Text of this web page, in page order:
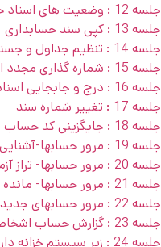
جلسه 12 : وضعیت های اسناد حسابداری
جلسه 13 : کپی سند حسابداری
جلسه 14 : تنظیم جداول و جستجوی سند حسابداری
جلسه 15 : شماره گذاری مجدد اسناد
جلسه 16 : درج و جابجایی اسناد
جلسه 17 : تغییر شماره سند
جلسه 18 : جایگزینی کد حساب
جلسه 19 : مرور حسابها-آشنایی
جلسه 20 : مرور حسابها- تراز آزمایشی
جلسه 21 : مرور حسابها- مانده حساب و گردش حساب
جلسه 22 : مرور حسابهای جدید
جلسه 23 : گزارش حساب اشخاص
جلسه 24 : زیر سیستم خزانه داری